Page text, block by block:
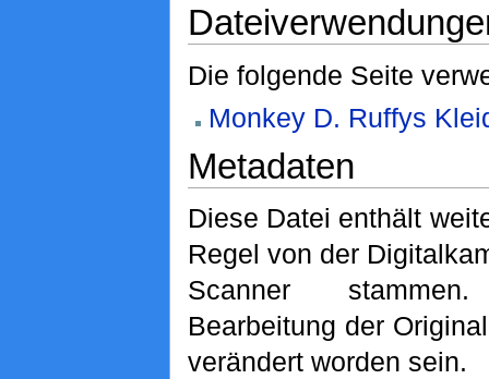
Die folgende Seite
Monkey D. Ruffys
Metadaten
Diese Datei enthält
Regel von der
Scanner
Bearbeitung der
verändert worden sein.